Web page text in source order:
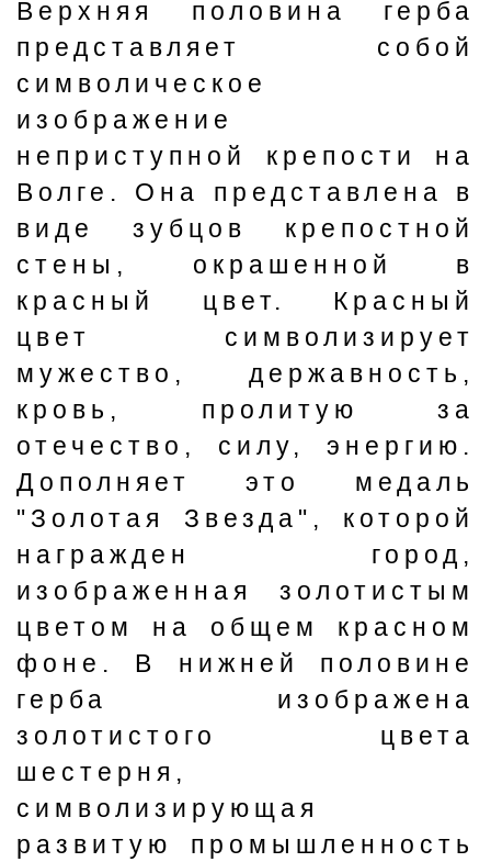
Верхняя половина герба
представляет собой
символическое
изображение
неприступной крепости на
Волге. Она представлена в
виде зубцов крепостной
стены, окрашенной в
красный цвет. Красный
цвет символизирует
мужество, державность,
кровь, пролитую за
отечество, силу, энергию.
Дополняет это медаль
"Золотая Звезда", которой
награжден город,
изображенная золотистым
цветом на общем красном
фоне. В нижней половине
герба изображена
золотистого цвета
шестерня,
символизирующая
развитую промышленность